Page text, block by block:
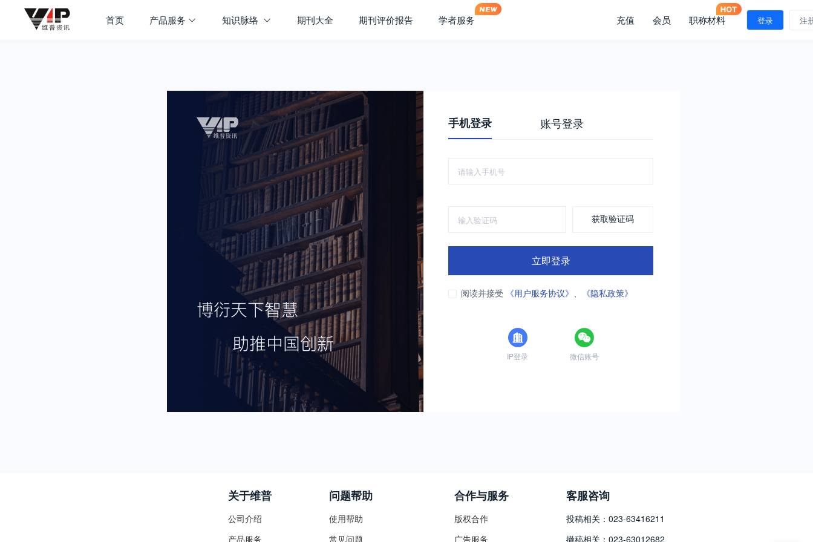
首页 产品服务 知识脉络 期刊大全 期刊评价报告 学者服务 充值 会员 职称材料 登录 注
手机登录 账号登录
获取验证码
立即登录
阅读并接受 《用户服务协议》 、 《隐私政策》
IP登录 微信账号
关于维普
公司介绍
产品服务
问题帮助
使用帮助
常见问题
合作与服务
版权合作
广告服务
客服咨询
投稿相关：023-63416211
撤稿相关：023-63012682